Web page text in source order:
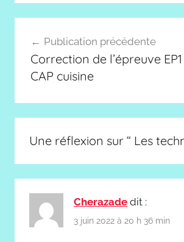
de
l’article
Publication précédente
Correction de l’épreuve
CAP cuisine
Une réflexion sur “ Les
Cherazade dit :
3 juin 2022 à 20 h 36 min